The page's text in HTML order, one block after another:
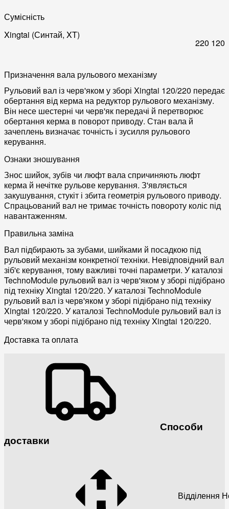
Сумісність
Xingtai (Синтай, XT)
220 120
Призначення вала рульового механізму
Рульовий вал із черв'яком у зборі Xingtai 120/220 передає
обертання від керма на редуктор рульового механізму.
Він несе шестерні чи черв'як передачі й перетворює
обертання керма в поворот приводу. Стан вала й
зачеплень визначає точність і зусилля рульового
керування.
Ознаки зношування
Знос шийок, зубів чи люфт вала спричиняють люфт
керма й нечітке рульове керування. З'являється
закушування, стукіт і збита геометрія рульового приводу.
Спрацьований вал не тримає точність повороту коліс під
навантаженням.
Правильна заміна
Вал підбирають за зубами, шийками й посадкою під
рульовий механізм конкретної техніки. Невідповідний вал
зіб'є керування, тому важливі точні параметри. У каталозі
TechnoModule рульовий вал із черв'яком у зборі підібрано
під техніку Xingtai 120/220. У каталозі TechnoModule
рульовий вал із черв'яком у зборі підібрано під техніку
Xingtai 120/220. У каталозі TechnoModule рульовий вал із
черв'яком у зборі підібрано під техніку Xingtai 120/220.
Доставка та оплата
Способи
доставки
Відділення